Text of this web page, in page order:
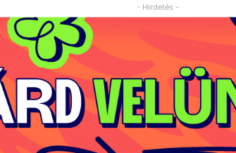
- Hirdetés -